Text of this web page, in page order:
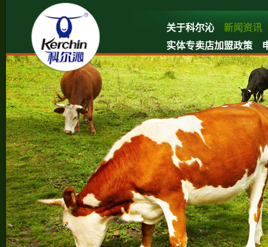
关于科尔沁
新闻资讯
实体专卖店加盟政策